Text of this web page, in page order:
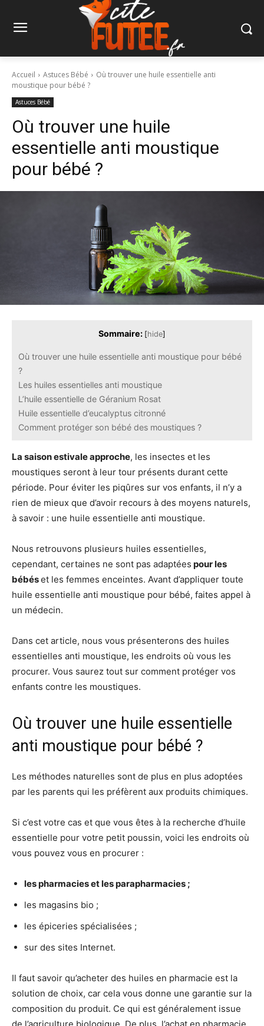
Accueil Astuces Bébé
Où trouver une huile essentielle anti
moustique pour bébé ?
Astuces Bébé
Où trouver une huile
essentielle anti moustique
pour bébé ?
Sommaire: [hide]
Où trouver une huile essentielle anti moustique pour bébé
?
Les huiles essentielles anti moustique
L’huile essentielle de Géranium Rosat
Huile essentielle d’eucalyptus citronné
Comment protéger son bébé des moustiques ?
La saison estivale approche, les insectes et les
moustiques seront à leur tour présents durant cette
période. Pour éviter les piqûres sur vos enfants, il n’y a
rien de mieux que d’avoir recours à des moyens naturels,
à savoir : une huile essentielle anti moustique.
Nous retrouvons plusieurs huiles essentielles,
cependant, certaines ne sont pas adaptées pour les
bébéset les femmes enceintes. Avant d’appliquer toute
huile essentielle anti moustique pour bébé, faites appel à
un médecin.
Dans cet article, nous vous présenterons des huiles
essentielles anti moustique, les endroits où vous les
procurer. Vous saurez tout sur comment protéger vos
enfants contre les moustiques.
Où trouver une huile essentielle
anti moustique pour bébé ?
Les méthodes naturelles sont de plus en plus adoptées
par les parents qui les préfèrent aux produits chimiques.
Si c’est votre cas et que vous êtes à la recherche d’huile
essentielle pour votre petit poussin, voici les endroits où
vous pouvez vous en procurer :
les pharmacies et les parapharmacies ;
les magasins bio ;
les épiceries spécialisées ;
sur des sites Internet.
Il faut savoir qu’acheter des huiles en pharmacie est la
solution de choix, car cela vous donne une garantie sur la
composition du produit. Ce qui est généralement issue
de l’agriculture biologique. De plus, l’achat en pharmacie